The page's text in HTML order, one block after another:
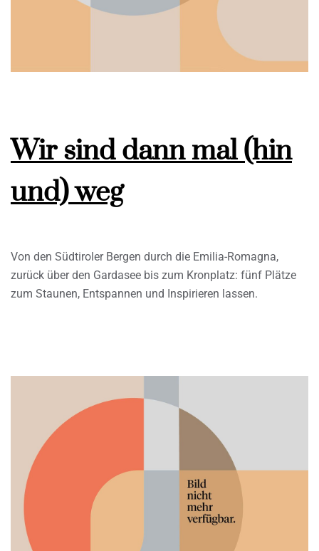
Wir sind dann mal (hin
und) weg
Von den Südtiroler Bergen durch die Emilia-Romagna,
zurück über den Gardasee bis zum Kronplatz: fünf Plätze
zum Staunen, Entspannen und Inspirieren lassen.